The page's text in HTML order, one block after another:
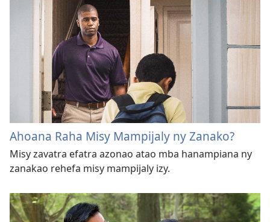
Ahoana Raha Misy Mampijaly ny Zanako?
Misy zavatra efatra azonao atao mba hanampiana ny
zanakao rehefa misy mampijaly izy.